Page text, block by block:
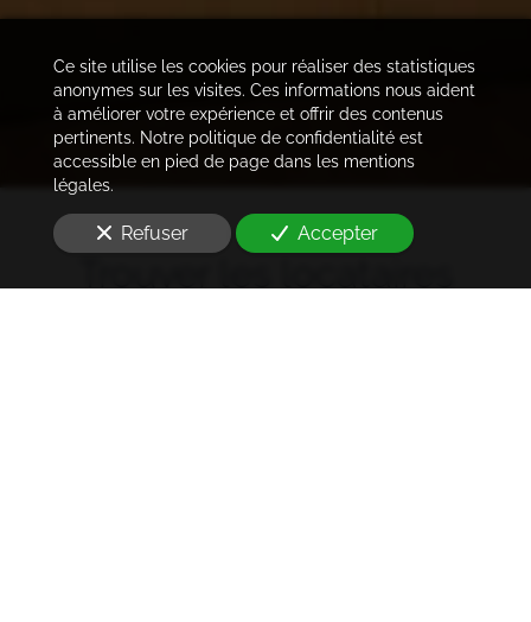
Ce site utilise les cookies pour réaliser des statistiques
anonymes sur les visites. Ces informations nous aident
à améliorer votre expérience et offrir des contenus
pertinents. Notre politique de confidentialité est
accessible en pied de page dans les mentions
légales.
Refuser Accepter